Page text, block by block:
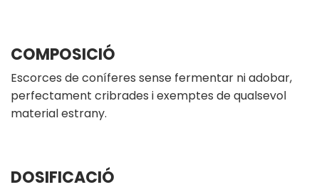
COMPOSICIÓ
Escorces de coníferes sense fermentar ni adobar,
perfectament cribrades i exemptes de qualsevol
material estrany.
DOSIFICACIÓ